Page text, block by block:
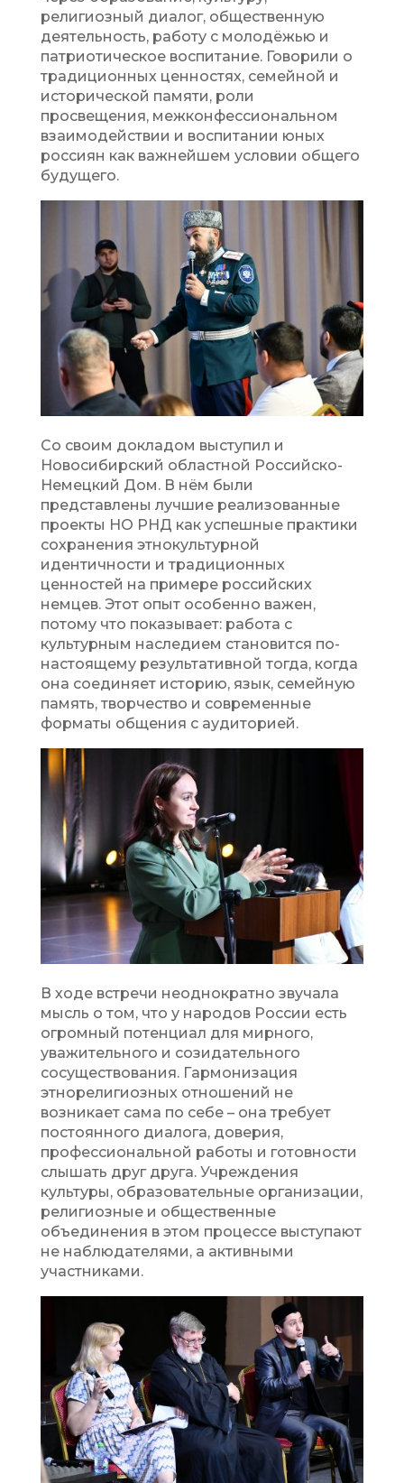
религиозный диалог, общественную
деятельность, работу с молодёжью и
патриотическое воспитание. Говорили о
традиционных ценностях, семейной и
исторической памяти, роли
просвещения, межконфессиональном
взаимодействии и воспитании юных
россиян как важнейшем условии общего
будущего.
Со своим докладом выступил и
Новосибирский областной Российско-
Немецкий Дом. В нём были
представлены лучшие реализованные
проекты НО РНД как успешные практики
сохранения этнокультурной
идентичности и традиционных
ценностей на примере российских
немцев. Этот опыт особенно важен,
потому что показывает: работа с
культурным наследием становится по-
настоящему результативной тогда, когда
она соединяет историю, язык, семейную
память, творчество и современные
форматы общения с аудиторией.
В ходе встречи неоднократно звучала
мысль о том, что у народов России есть
огромный потенциал для мирного,
уважительного и созидательного
сосуществования. Гармонизация
этнорелигиозных отношений не
возникает сама по себе – она требует
постоянного диалога, доверия,
профессиональной работы и готовности
слышать друг друга. Учреждения
культуры, образовательные организации,
религиозные и общественные
объединения в этом процессе выступают
не наблюдателями, а активными
участниками.